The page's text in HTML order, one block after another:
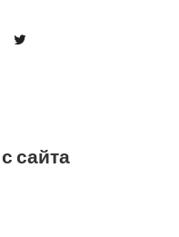
сайта